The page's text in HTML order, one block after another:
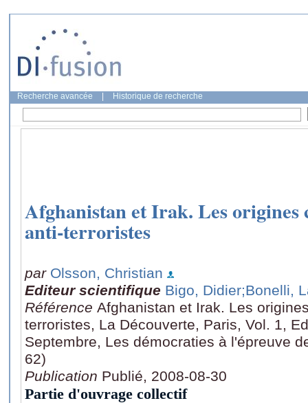
Recherche avancée Historique de recherche
Afghanistan et Irak. Les origines
anti-terroristes
par Olsson, Christian
Editeur scientifique Bigo, Didier;Bonelli,
Référence Afghanistan et Irak. Les
terroristes, La Découverte, Paris, Vol. 1,
Septembre, Les démocraties à l'épreuve
62)
Publication Publié, 2008-08-30
Partie d'ouvrage collectif